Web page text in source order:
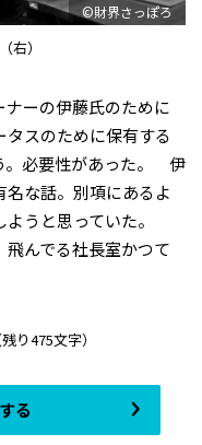
©財界さっぽろ
右）
ーの伊藤氏のために
スのために保有する
。必要性があった。 伊
な話。別項にあるよ
ようと思っていた。
んでる社長室――かつて
残り475文字）
る